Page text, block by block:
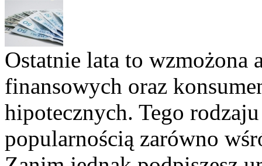
Ostatnie lata to
finansowych oraz
hipotecznych. Tego
popularnością zarówno